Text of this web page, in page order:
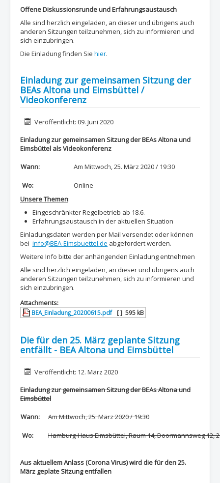
Offene Diskussionsrunde und Erfahrungsaustausch
Alle sind herzlich eingeladen, an dieser und übrigens auch
anderen Sitzungen teilzunehmen, sich zu informieren und
sich einzubringen.
Die Einladung finden Sie hier.
Einladung zur gemeinsamen Sitzung der
BEAs Altona und Eimsbüttel /
Videokonferenz
DetailsVeröffentlicht: 09. Juni 2020
Einladung zur gemeinsamen Sitzung der BEAs Altona und
Eimsbüttel als Videokonferenz
Wann: Am Mittwoch, 25. März 2020 / 19:30
Wo:
Online
Unsere Themen:
Eingeschränkter Regelbetrieb ab 18.6.
Erfahrungsaustausch in der aktuellen Situation
Einladungsdaten werden per Mail versendet oder können
bei info@BEA-Eimsbuettel.de abgefordert werden.
Weitere Info bitte der anhängenden Einladung entnehmen
Alle sind herzlich eingeladen, an dieser und übrigens auch
anderen Sitzungen teilzunehmen, sich zu informieren und
sich einzubringen.
Attachments:
BEA_Einladung_20200615.pdf [ ] 595 kB
Die für den 25. März geplante Sitzung
entfällt - BEA Altona und Eimsbüttel
DetailsVeröffentlicht: 12. März 2020
Einladung zur gemeinsamen Sitzung der BEAs Altona und
Eimsbüttel
Wann: Am Mittwoch, 25. März 2020 / 19:30
Wo: Hamburg-Haus Eimsbüttel, Raum 14, Doormannsweg 12,
Aus aktuellem Anlass (Corona Virus) wird die für den 25.
März geplate Sitzung entfallen